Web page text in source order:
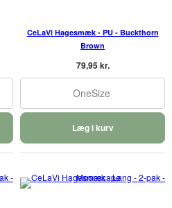
CeLaVi Hagesmæk - PU - Buckthorn
Brown
79,95 kr.
OneSize
Læg i kurv